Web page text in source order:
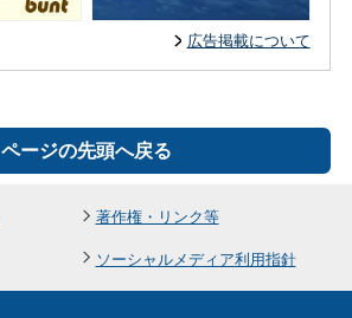
広告掲載について
ページの先頭へ戻る
著作権・リンク等
ソーシャルメディア利用指針